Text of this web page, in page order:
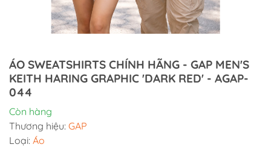
ÁO SWEATSHIRTS CHÍNH HÃNG - GAP MEN'S
KEITH HARING GRAPHIC 'DARK RED' - AGAP-
044
Còn hàng
Thương hiệu: GAP
Loại: Áo